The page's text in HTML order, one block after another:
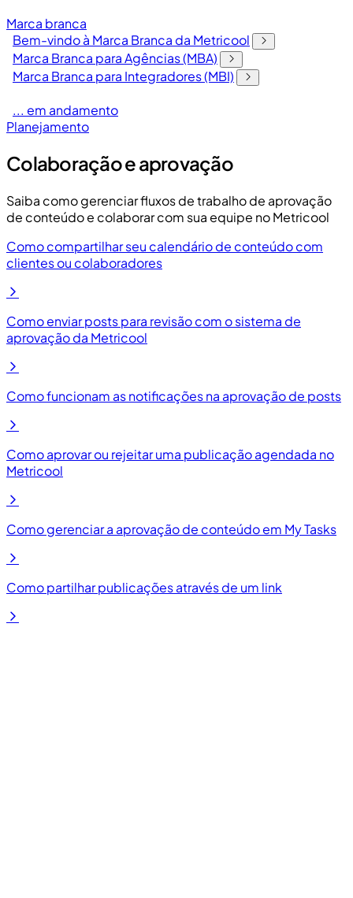
Marca branca
Bem-vindo à Marca Branca da Metricool
Marca Branca para Agências (MBA)
Marca Branca para Integradores (MBI)
... em andamento
Planejamento
Colaboração e aprovação
Saiba como gerenciar fluxos de trabalho de aprovação
de conteúdo e colaborar com sua equipe no Metricool
Como compartilhar seu calendário de conteúdo com
clientes ou colaboradores
Como enviar posts para revisão com o sistema de
aprovação da Metricool
Como funcionam as notificações na aprovação de posts
Como aprovar ou rejeitar uma publicação agendada no
Metricool
Como gerenciar a aprovação de conteúdo em My Tasks
Como partilhar publicações através de um link